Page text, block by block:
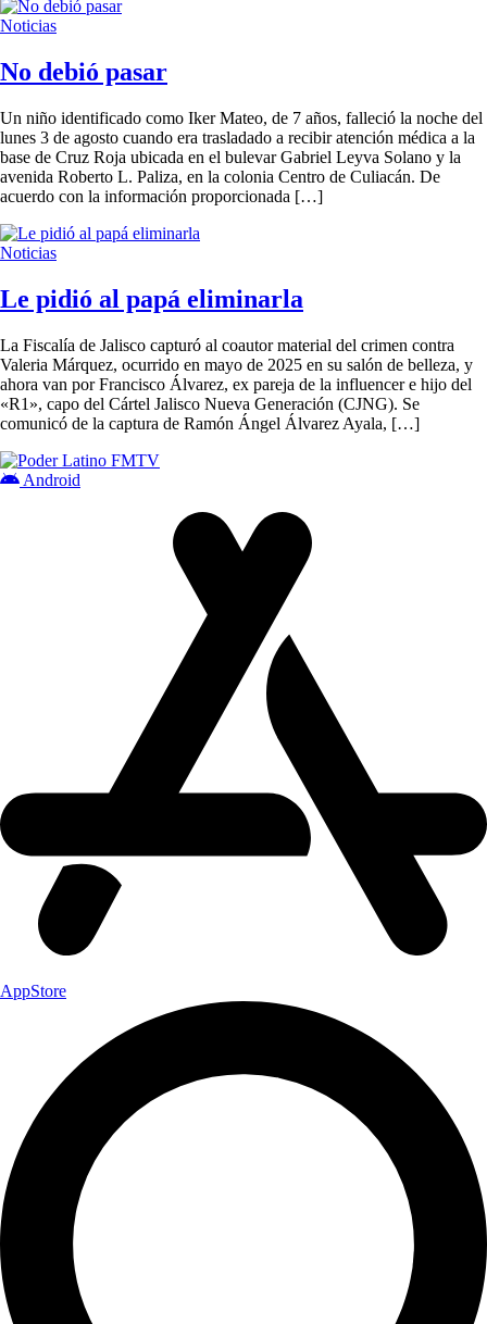
Noticias
No debió pasar
Un niño identificado como Iker Mateo, de 7 años, falleció la noche del
lunes 3 de agosto cuando era trasladado a recibir atención médica a la
base de Cruz Roja ubicada en el bulevar Gabriel Leyva Solano y la
avenida Roberto L. Paliza, en la colonia Centro de Culiacán. De
acuerdo con la información proporcionada […]
Noticias
Le pidió al papá eliminarla
La Fiscalía de Jalisco capturó al coautor material del crimen contra
Valeria Márquez, ocurrido en mayo de 2025 en su salón de belleza, y
ahora van por Francisco Álvarez, ex pareja de la influencer e hijo del
«R1», capo del Cártel Jalisco Nueva Generación (CJNG). Se
comunicó de la captura de Ramón Ángel Álvarez Ayala, […]
Android
AppStore